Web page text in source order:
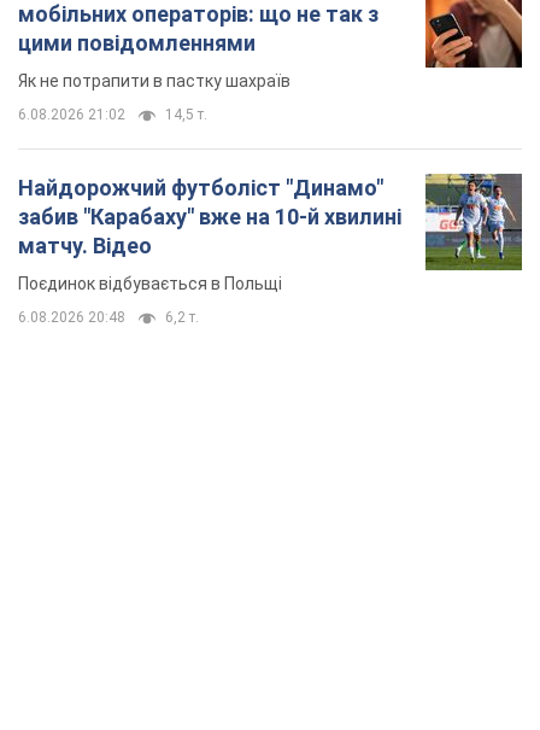
мобільних операторів: що не так з
цими повідомленнями
Як не потрапити в пастку шахраїв
6.08.2026 21:02 14,5 т.
Найдорожчий футболіст "Динамо"
забив "Карабаху" вже на 10-й хвилині
матчу. Відео
Поєдинок відбувається в Польщі
6.08.2026 20:48 6,2 т.